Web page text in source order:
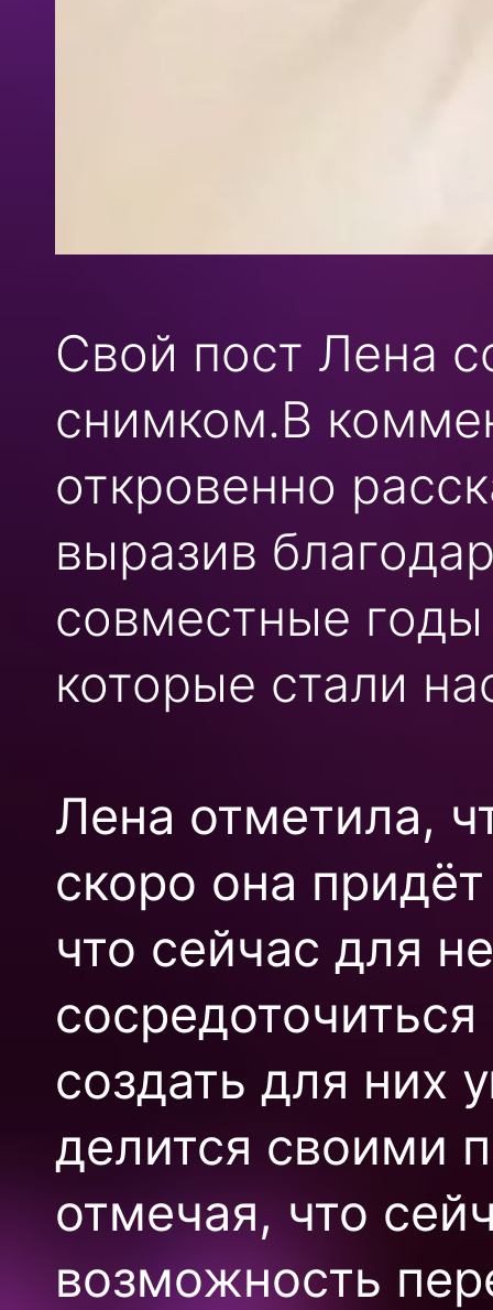
Свой пост Лена
снимком.В
откровенно
выразив
совместные
которые стали
Лена отметила,
скоро она
что сейчас для
создать для них
делится своими
отмечая, что
возможность